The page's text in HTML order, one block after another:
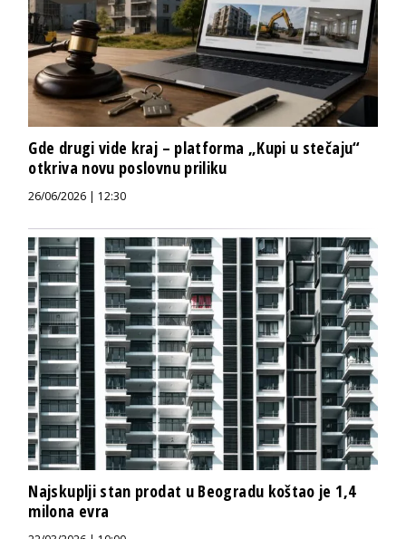
Gde drugi vide kraj – platforma „Kupi u stečaju“
otkriva novu poslovnu priliku
26/06/2026 | 12:30
Najskuplji stan prodat u Beogradu koštao je 1,4
milona evra